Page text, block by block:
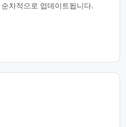
순차적으로 업데이트됩니다.